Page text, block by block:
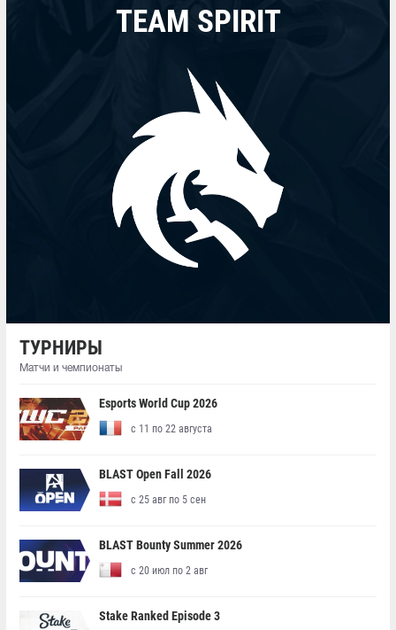
TEAM SPIRIT
ТУРНИРЫ
Матчи и чемпионаты
Esports World Cup 2026
с 11 по 22 августа
BLAST Open Fall 2026
с 25 авг по 5 сен
BLAST Bounty Summer 2026
с 20 июл по 2 авг
Stake Ranked Episode 3